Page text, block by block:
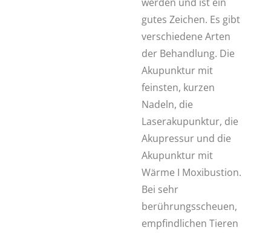
gutes Zeichen. Es gibt
verschiedene Arten
der Behandlung. Die
Akupunktur mit
feinsten, kurzen
Nadeln, die
Laserakupunktur, die
Akupressur und die
Akupunktur mit
Wärme I Moxibustion.
Bei sehr
berührungsscheuen,
empfindlichen Tieren